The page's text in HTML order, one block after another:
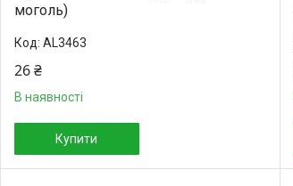
моголь)
AL3463
26 ₴
В наявності
Купити